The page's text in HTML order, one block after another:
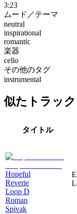
3:23
ムード／テーマ
neutral
inspirational
romantic
楽器
cello
その他のタグ
instrumental
似たトラック
タイトル
Hopeful
Reverie
Loop D
Roman
Spivak